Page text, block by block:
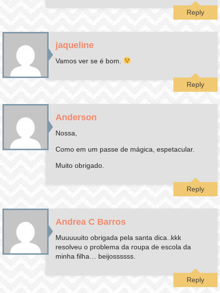
Reply
jaqueline
Vamos ver se é bom.
Reply
Anderson
Nossa,
Como em um passe de mágica, espetacular.
Muito obrigado.
Reply
Andrea C Barros
Muuuuuito obrigada pela santa dica..kkk
resolveu o problema da roupa de escola da
minha filha… beijossssss.
Reply